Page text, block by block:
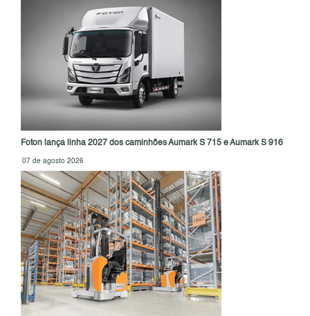
Foton lança linha 2027 dos caminhões Aumark S 715 e Aumark S 916
07 de agosto 2026